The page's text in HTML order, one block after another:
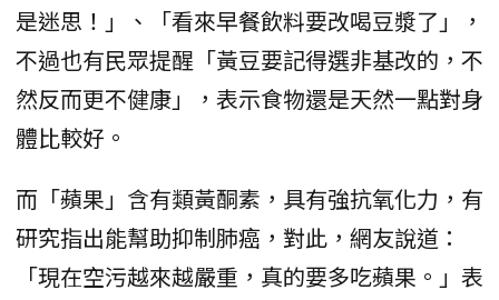
是迷思！」、「看來早餐飲料要改喝豆漿了」，
不過也有民眾提醒「黃豆要記得選非基改的，不
然反而更不健康」，表示食物還是天然一點對身
體比較好。
而「蘋果」含有類黃酮素，具有強抗氧化力，有
研究指出能幫助抑制肺癌，對此，網友說道：
「現在空污越來越嚴重，真的要多吃蘋果。」表